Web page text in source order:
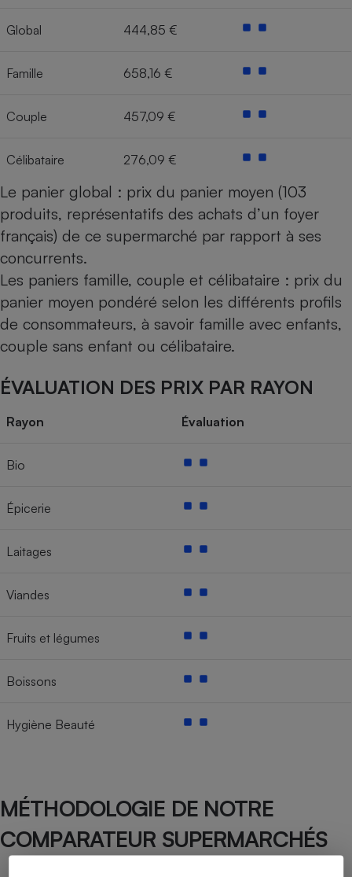
Global 444,85 €
Famille 658,16 €
Couple 457,09 €
Célibataire 276,09 €
Le panier global : prix du panier moyen (103
produits, représentatifs des achats d’un foyer
français) de ce supermarché par rapport à ses
concurrents.
Les paniers famille, couple et célibataire : prix du
panier moyen pondéré selon les différents profils
de consommateurs, à savoir famille avec enfants,
couple sans enfant ou célibataire.
ÉVALUATION DES PRIX PAR RAYON
Rayon Évaluation
Bio
Épicerie
Laitages
Viandes
Fruits et légumes
Boissons
Hygiène Beauté
MÉTHODOLOGIE DE NOTRE
COMPARATEUR SUPERMARCHÉS